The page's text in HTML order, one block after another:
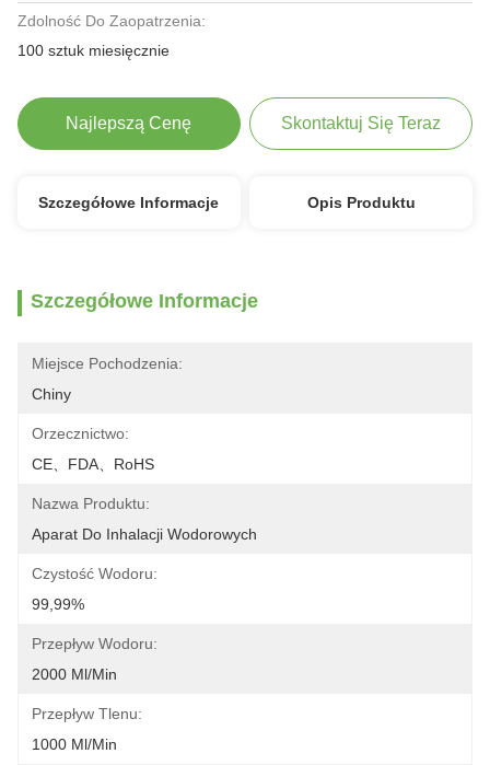
Zdolność Do Zaopatrzenia:
100 sztuk miesięcznie
Najlepszą Cenę Skontaktuj Się Teraz
Szczegółowe Informacje Opis Produktu
Szczegółowe Informacje
Miejsce Pochodzenia:
Chiny
Orzecznictwo:
CE、FDA、RoHS
Nazwa Produktu:
Aparat Do Inhalacji Wodorowych
Czystość Wodoru:
99,99%
Przepływ Wodoru:
2000 Ml/min
Przepływ Tlenu:
1000 Ml/min